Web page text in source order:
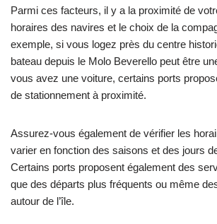
Parmi ces facteurs, il y a la proximité de
horaires des navires et le choix de la
exemple, si vous logez près du centre
bateau depuis le Molo Beverello peut être
vous avez une voiture, certains ports
de stationnement à proximité.
Assurez-vous également de vérifier les
varier en fonction des saisons et des jours
Certains ports proposent également des
que des départs plus fréquents ou même
autour de l’île.